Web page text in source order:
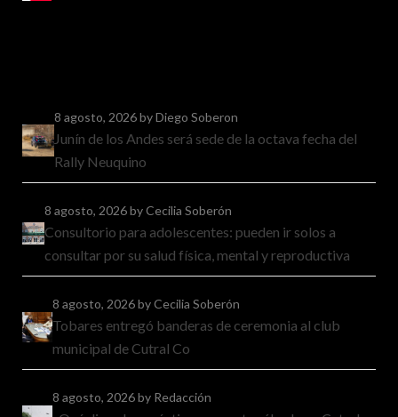
8 agosto, 2026by Diego Soberon
Junín de los Andes será sede de la octava fecha del
Rally Neuquino
8 agosto, 2026by Cecilia Soberón
Consultorio para adolescentes: pueden ir solos a
consultar por su salud física, mental y reproductiva
8 agosto, 2026by Cecilia Soberón
Tobares entregó banderas de ceremonia al club
municipal de Cutral Co
8 agosto, 2026by Redacción